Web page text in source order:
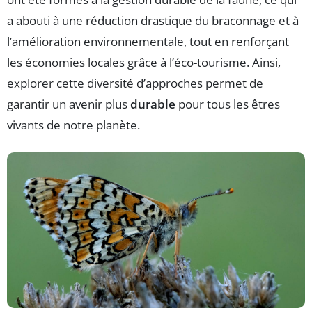
a abouti à une réduction drastique du braconnage et à
l’amélioration environnementale, tout en renforçant
les économies locales grâce à l’éco-tourisme. Ainsi,
explorer cette diversité d’approches permet de
garantir un avenir plusdurable pour tous les êtres
vivants de notre planète.